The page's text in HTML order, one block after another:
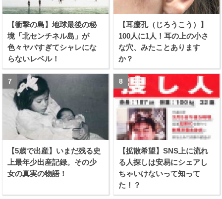
【衝撃の島】地球最後の秘
境「北センチネル島」が
色々ヤバすぎてシャレにな
らないレベル！
【耳瘻孔（じろうこう）】
100人に1人！耳の上の小さ
な穴、みたことあります
か？
【5歳で出産】いまだ残る史
上最年少出産記録。その少
女の真実の物語！
【拡散希望】SNS上に流れ
る人探しは安易にシェアし
ちゃいけないって知って
た！？